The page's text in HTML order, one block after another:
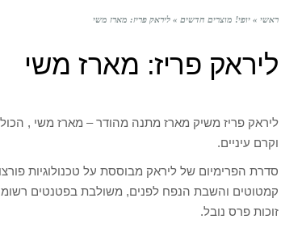
ראשי » יופי! מוצרים חדשים » ליראק פריז: מארז משי
ליראק פריז: מארז משי
וקרם עיניים.
סדרת הפרימיום של ליראק מבוססת על טכנולוגיות
קמטוטים והשבת הנפח לפנים, משולבת בפטנטים
זוכות פרס נובל.